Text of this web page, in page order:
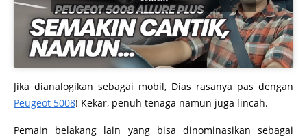
Jika dianalogikan sebagai mobil, Dias rasanya pas dengan
Peugeot 5008! Kekar, penuh tenaga namun juga lincah.
Pemain belakang lain yang bisa dinominasikan sebagai